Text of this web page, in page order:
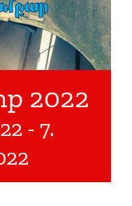
2022
- 7.